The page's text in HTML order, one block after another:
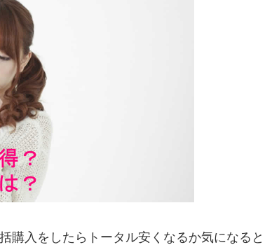
購入をしたらトータル安くなるか気になると